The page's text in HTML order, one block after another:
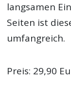
langsamen
Seiten ist
umfangreich.
Preis: 29,90